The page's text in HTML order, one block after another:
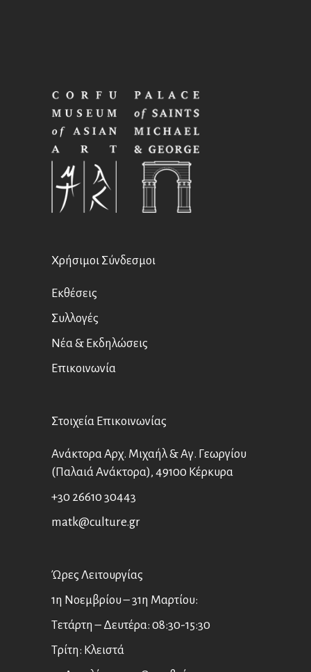
Χρήσιμοι Σύνδεσμοι
Εκθέσεις
Συλλογές
Νέα & Εκδηλώσεις
Επικοινωνία
Στοιχεία Επικοινωνίας
Ανάκτορα Αρχ. Μιχαήλ & Αγ. Γεωργίου
(Παλαιά Ανάκτορα), 49100 Κέρκυρα
+30 26610 30443
matk@culture.gr
Ώρες Λειτουργίας
1η Νοεμβρίου – 31η Μαρτίου:
Τετάρτη – Δευτέρα: 08:30-15:30
Τρίτη: Κλειστά